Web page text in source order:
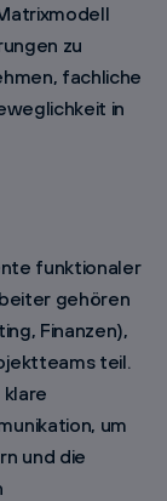
zu
fachliche
in
funktionaler
gehören
Finanzen),
teil.
um
und die